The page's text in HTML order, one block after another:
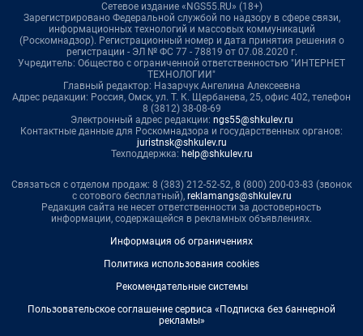
Сетевое издание «NGS55.RU» (18+)
Зарегистрировано Федеральной службой по надзору в сфере связи,
информационных технологий и массовых коммуникаций
(Роскомнадзор). Регистрационный номер и дата принятия решения о
регистрации - ЭЛ № ФС 77 - 78819 от 07.08.2020 г.
Учредитель: Общество с ограниченной ответственностью "ИНТЕРНЕТ
ТЕХНОЛОГИИ"
Главный редактор: Назарчук Ангелина Алексеевна
Адрес редакции: Россия, Омск, ул. Т. К. Щербанева, 25, офис 402, телефон
8 (3812) 38-08-69
Электронный адрес редакции: ngs55@shkulev.ru
Контактные данные для Роскомнадзора и государственных органов:
juristnsk@shkulev.ru
Техподдержка: help@shkulev.ru
Связаться с отделом продаж: 8 (383) 212-52-52, 8 (800) 200-03-83 (звонок
с сотового бесплатный), reklamangs@shkulev.ru
Редакция сайта не несет ответственности за достоверность
информации, содержащейся в рекламных объявлениях.
Информация об ограничениях
Политика использования cookies
Рекомендательные системы
Пользовательское соглашение сервиса «Подписка без баннерной
рекламы»